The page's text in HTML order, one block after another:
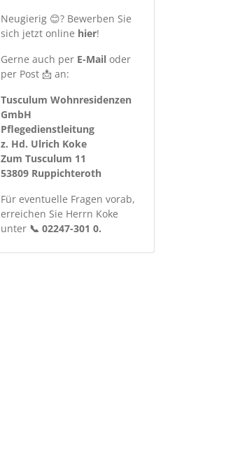
Neugierig 😊? Bewerben Sie
sich jetzt online hier!
Gerne auch per E-Mail oder
per Post 📩 an:
Tusculum Wohnresidenzen
GmbH
Pflegedienstleitung
z. Hd. Ulrich Koke
Zum Tusculum 11
53809 Ruppichteroth
Für eventuelle Fragen vorab,
erreichen Sie Herrn Koke
unter 📞 02247-301 0.